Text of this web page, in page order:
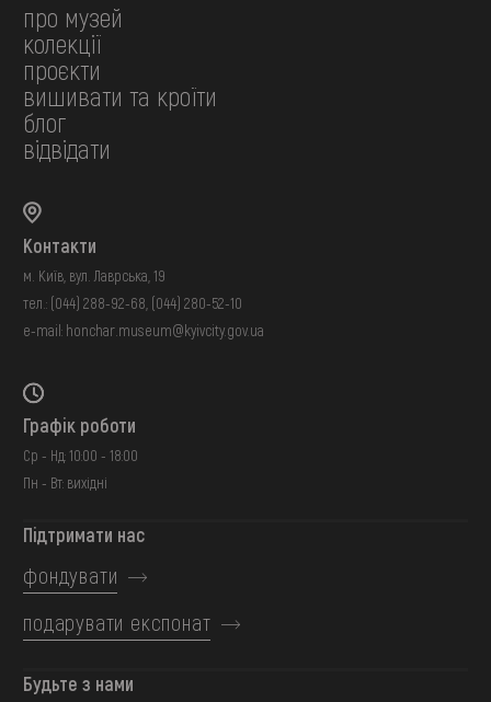
про музей
колекції
проєкти
вишивати та кроїти
блог
відвідати
Контакти
м. Київ, вул. Лаврська, 19
тел.: (044) 288-92-68 (044) 280-52-10
e-mail: honchar.museum@kyivcity.gov.ua
Графік роботи
Ср - Нд: 10:00 - 18:00
Пн - Вт: вихідні
Підтримати нас
фондувати
подарувати експонат
Будьте з нами